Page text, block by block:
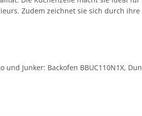
Zudem zeichnet sie sich durch
und Junker: Backofen BBUC110N1X,